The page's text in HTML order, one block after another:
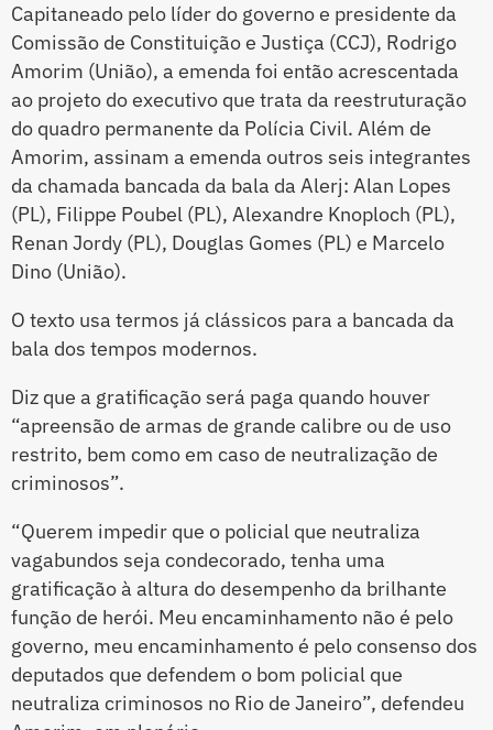
Capitaneado pelo líder do governo e presidente da
Comissão de Constituição e Justiça (CCJ), Rodrigo
Amorim (União), a emenda foi então acrescentada
ao projeto do executivo que trata da reestruturação
do quadro permanente da Polícia Civil. Além de
Amorim, assinam a emenda outros seis integrantes
da chamada bancada da bala da Alerj: Alan Lopes
(PL), Filippe Poubel (PL), Alexandre Knoploch (PL),
Renan Jordy (PL), Douglas Gomes (PL) e Marcelo
Dino (União).
O texto usa termos já clássicos para a bancada da
bala dos tempos modernos.
Diz que a gratificação será paga quando houver
“apreensão de armas de grande calibre ou de uso
restrito, bem como em caso de neutralização de
criminosos”.
“Querem impedir que o policial que neutraliza
vagabundos seja condecorado, tenha uma
gratificação à altura do desempenho da brilhante
função de herói. Meu encaminhamento não é pelo
governo, meu encaminhamento é pelo consenso dos
deputados que defendem o bom policial que
neutraliza criminosos no Rio de Janeiro”, defendeu